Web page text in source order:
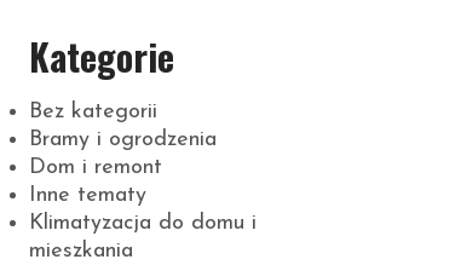
Kategorie
Bez kategorii
Bramy i ogrodzenia
Dom i remont
Inne tematy
Klimatyzacja do domu i
mieszkania